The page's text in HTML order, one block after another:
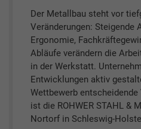
Der Metallbau steht vor
Veränderungen: Steigende
Ergonomie,
Abläufe verändern die
in der Werkstatt.
Entwicklungen aktiv
Wettbewerb
ist die ROHWER STAHL &
Nortorf in Schleswig-